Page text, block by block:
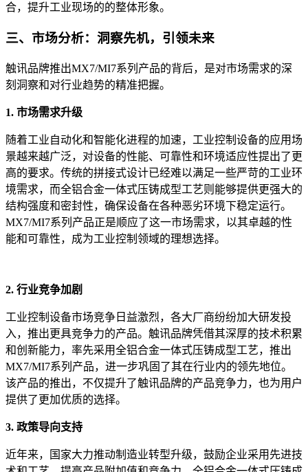
合，提升工业现场的的整体形象。
三、市场分析：洞察先机，引领未来
触讯品牌推出MX7/MI7系列产品的背后，是对市场需求的深
刻洞察和对行业趋势的精准把握。
1. 市场需求升级
随着工业自动化和智能化进程的加速，工业控制设备的应用场
景越来越广泛，对设备的性能、可靠性和环境适应性提出了更
高的要求。传统的拼接式设计已经难以满足一些严苛的工业环
境需求，而全铝合金一体式压铸成型工艺则能够提供更强大的
结构强度和密封性，确保设备在各种恶劣环境下稳定运行。
MX7/MI7系列产品正是顺应了这一市场需求，以其卓越的性
能和可靠性，成为工业控制领域的理想选择。
2. 行业竞争加剧
工业控制设备市场竞争日益激烈，各大厂商纷纷加大研发投
入，推出更具竞争力的产品。触讯品牌凭借其深厚的技术积累
和创新能力，率先采用全铝合金一体式压铸成型工艺，推出
MX7/MI7系列产品，进一步巩固了其在行业内的领先地位。
该产品的推出，不仅提升了触讯品牌的产品竞争力，也为用户
提供了更加优质的选择。
3. 政策导向支持
近年来，国家大力推动制造业转型升级，鼓励企业采用先进技